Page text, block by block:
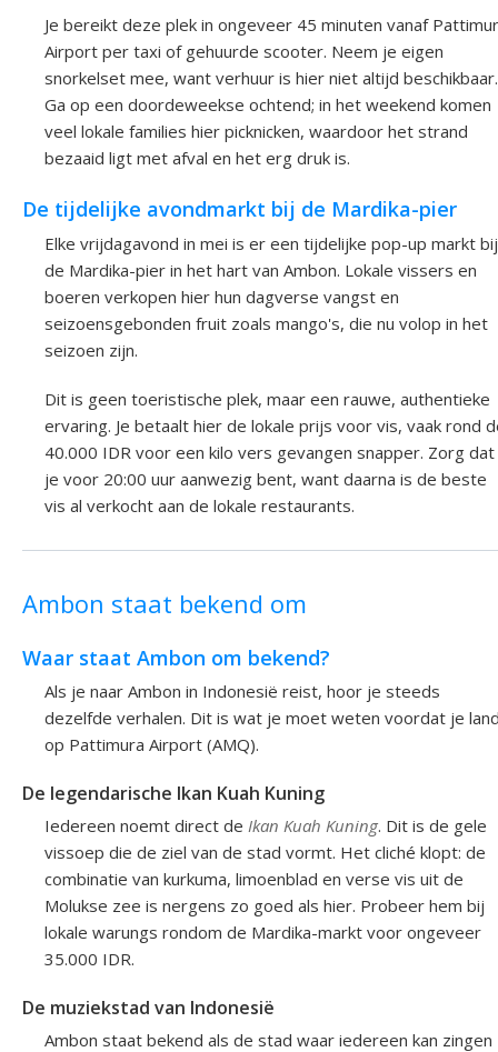
Je bereikt deze plek in ongeveer 45 minuten vanaf
Airport per taxi of gehuurde scooter. Neem je eigen
snorkelset mee, want verhuur is hier niet altijd beschikbaar.
Ga op een doordeweekse ochtend; in het weekend komen
veel lokale families hier picknicken, waardoor het strand
bezaaid ligt met afval en het erg druk is.
De tijdelijke avondmarkt bij de Mardika-pier
Elke vrijdagavond in mei is er een tijdelijke pop-up markt bij
de Mardika-pier in het hart van Ambon. Lokale vissers en
boeren verkopen hier hun dagverse vangst en
seizoensgebonden fruit zoals mango's, die nu volop in het
seizoen zijn.
Dit is geen toeristische plek, maar een rauwe, authentieke
ervaring. Je betaalt hier de lokale prijs voor vis, vaak rond
40.000 IDR voor een kilo vers gevangen snapper. Zorg dat
je voor 20:00 uur aanwezig bent, want daarna is de beste
vis al verkocht aan de lokale restaurants.
Ambon staat bekend om
Waar staat Ambon om bekend?
Als je naar Ambon in Indonesië reist, hoor je steeds
dezelfde verhalen. Dit is wat je moet weten voordat je
op Pattimura Airport (AMQ).
De legendarische Ikan Kuah Kuning
Iedereen noemt direct de Ikan Kuah Kuning. Dit is de gele
vissoep die de ziel van de stad vormt. Het cliché klopt: de
combinatie van kurkuma, limoenblad en verse vis uit de
Molukse zee is nergens zo goed als hier. Probeer hem bij
lokale warungs rondom de Mardika-markt voor ongeveer
35.000 IDR.
De muziekstad van Indonesië
Ambon staat bekend als de stad waar iedereen kan zingen